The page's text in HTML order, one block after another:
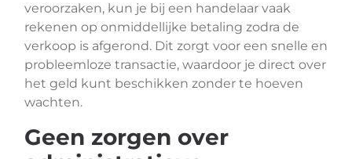
veroorzaken, kun je bij een handelaar vaak
rekenen op onmiddellijke betaling zodra de
verkoop is afgerond. Dit zorgt voor een snelle en
probleemloze transactie, waardoor je direct over
het geld kunt beschikken zonder te hoeven
wachten.
Geen zorgen over